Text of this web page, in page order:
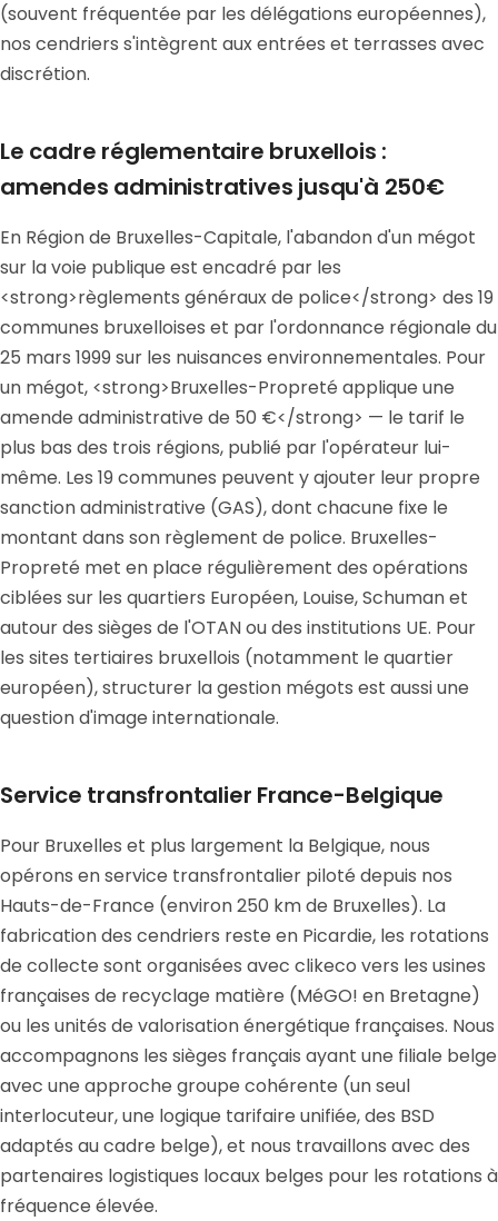
(souvent fréquentée par les délégations européennes),
nos cendriers s'intègrent aux entrées et terrasses avec
discrétion.
Le cadre réglementaire bruxellois :
amendes administratives jusqu'à 250€
En Région de Bruxelles-Capitale, l'abandon d'un mégot
sur la voie publique est encadré par les
<strong>règlements généraux de police</strong> des 19
communes bruxelloises et par l'ordonnance régionale du
25 mars 1999 sur les nuisances environnementales. Pour
un mégot, <strong>Bruxelles-Propreté applique une
amende administrative de 50 €</strong> — le tarif le
plus bas des trois régions, publié par l'opérateur lui-
même. Les 19 communes peuvent y ajouter leur propre
sanction administrative (GAS), dont chacune fixe le
montant dans son règlement de police. Bruxelles-
Propreté met en place régulièrement des opérations
ciblées sur les quartiers Européen, Louise, Schuman et
autour des sièges de l'OTAN ou des institutions UE. Pour
les sites tertiaires bruxellois (notamment le quartier
européen), structurer la gestion mégots est aussi une
question d'image internationale.
Service transfrontalier France-Belgique
Pour Bruxelles et plus largement la Belgique, nous
opérons en service transfrontalier piloté depuis nos
Hauts-de-France (environ 250 km de Bruxelles). La
fabrication des cendriers reste en Picardie, les rotations
de collecte sont organisées avec clikeco vers les usines
françaises de recyclage matière (MéGO! en Bretagne)
ou les unités de valorisation énergétique françaises. Nous
accompagnons les sièges français ayant une filiale belge
avec une approche groupe cohérente (un seul
interlocuteur, une logique tarifaire unifiée, des BSD
adaptés au cadre belge), et nous travaillons avec des
partenaires logistiques locaux belges pour les rotations à
fréquence élevée.